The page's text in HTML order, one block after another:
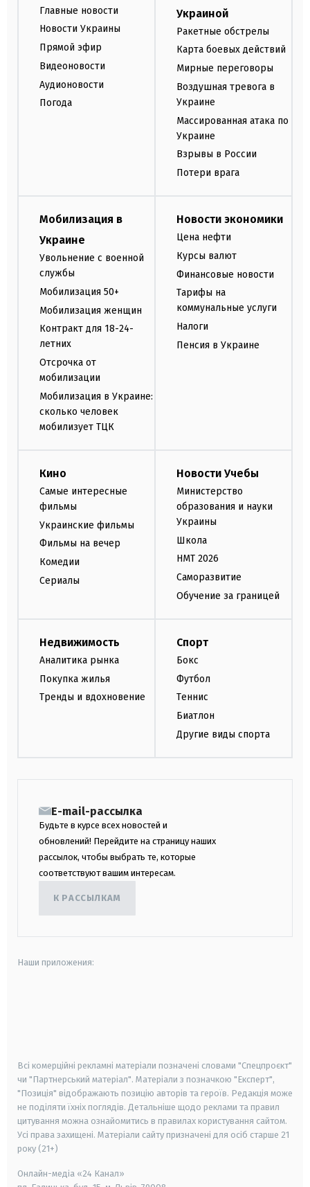
Главные новости
Новости Украины
Прямой эфир
Видеоновости
Аудионовости
Погода
Украиной
Ракетные обстрелы
Карта боевых действий
Мирные переговоры
Воздушная тревога в
Украине
Массированная атака по
Украине
Взрывы в России
Потери врага
Мобилизация в
Украине
Увольнение с военной
службы
Мобилизация 50+
Мобилизация женщин
Контракт для 18-24-
летних
Отсрочка от
мобилизации
Мобилизация в Украине:
сколько человек
мобилизует ТЦК
Новости экономики
Цена нефти
Курсы валют
Финансовые новости
Тарифы на
коммунальные услуги
Налоги
Пенсия в Украине
Кино
Самые интересные
фильмы
Украинские фильмы
Фильмы на вечер
Комедии
Сериалы
Новости Учебы
Министерство
образования и науки
Украины
Школа
НМТ 2026
Саморазвитие
Обучение за границей
Недвижимость
Аналитика рынка
Покупка жилья
Тренды и вдохновение
Спорт
Бокс
Футбол
Теннис
Биатлон
Другие виды спорта
E-mail-рассылка
Будьте в курсе всех новостей и
обновлений! Перейдите на страницу наших
рассылок, чтобы выбрать те, которые
соответствуют вашим интересам.
К РАССЫЛКАМ
Наши приложения:
Всі комерційні рекламні матеріали позначені словами "Спецпроєкт"
чи "Партнерський матеріал". Матеріали з позначкою "Експерт",
"Позиція" відображають позицію авторів та героїв. Редакція може
не поділяти їхніх поглядів. Детальніше щодо реклами та правил
цитування можна ознайомитись в правилах користування сайтом.
Усі права захищені. Матеріали сайту призначені для осіб старше 21
року (21+)
Онлайн-медіа «24 Канал»